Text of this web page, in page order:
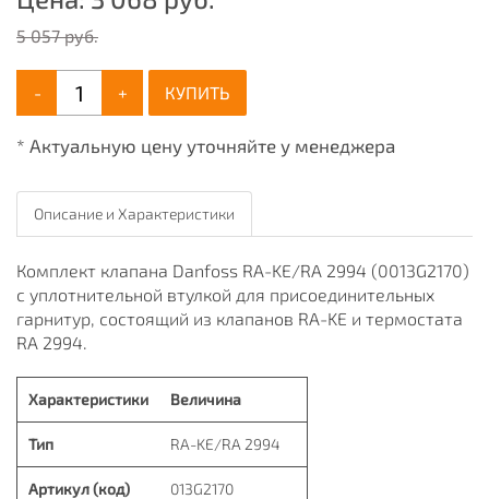
5 057 руб.
- + КУПИТЬ
* Актуальную цену уточняйте у менеджера
Описание и Характеристики
Комплект клапана Danfoss RA-KE/RA 2994 (0013G2170)
с уплотнительной втулкой для присоединительных
гарнитур, состоящий из клапанов RA-KE и термостата
RA 2994.
Характеристики Величина
Тип RA-KE/RA 2994
Артикул (код) 013G2170